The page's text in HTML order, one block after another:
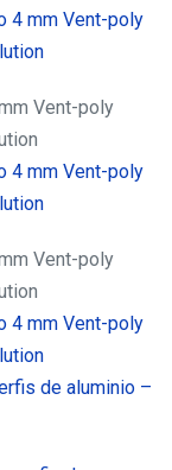
Vent-poly
Vent-poly
de aluminio –